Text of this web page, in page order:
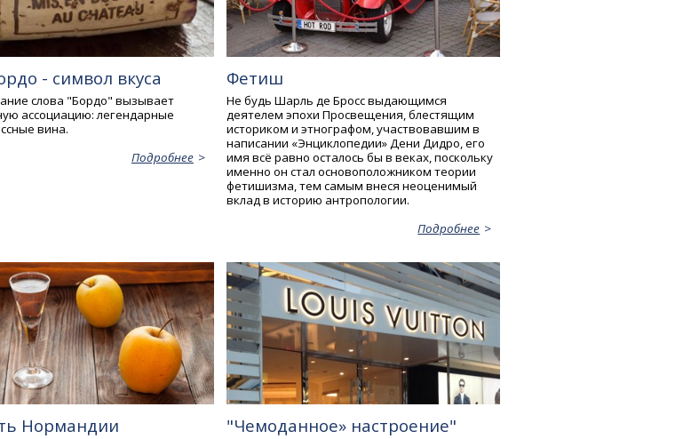
- символ вкуса
слова "Бордо" вызывает
ассоциацию: легендарные
вина.
Подробнее
Фетиш
Не будь Шарль де Бросс выдающимся
деятелем эпохи Просвещения, блестящим
историком и этнографом, участвовавшим в
написании «Энциклопедии» Дени Дидро, его
имя всё равно осталось бы в веках, поскольку
именно он стал основоположником теории
фетишизма, тем самым внеся неоценимый
вклад в историю антропологии.
Подробнее
Нормандии "Чемоданное» настроение"